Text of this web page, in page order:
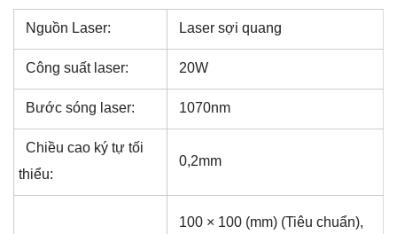
Nguồn Laser: Laser sợi quang
Công suất laser: 20W
Bước sóng laser: 1070nm
Chiều cao ký tự tối
thiểu:
0,2mm
100 × 100 (mm) (Tiêu chuẩn),